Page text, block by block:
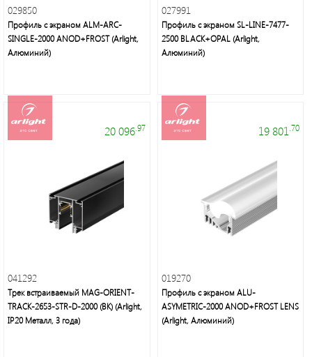
панели
Профессиональные
праздничное
освещение
Люстры,
бра,
029850
Профиль с экраном ALM-ARC-
SINGLE-2000 ANOD+FROST (Arlight,
Алюминий)
027991
Профиль с экраном SL-LINE-7477-
2500 BLACK+OPAL (Arlight,
Алюминий)
20 096.97
041292
Трек встраиваемый MAG-ORIENT-
TRACK-2653-STR-D-2000 (BK) (Arlight,
IP20 Металл, 3 года)
19 801 .70
019270
Профиль с экраном ALU-
ASYMETRIC-2000 ANOD+FROST LENS
(Arlight, Алюминий)